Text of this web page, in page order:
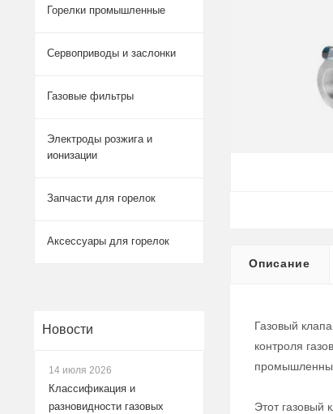
Описание
Газовый
контроля
Этот газовый
Горелки промышленные
Сервоприводы и заслонки
Газовые фильтры
Электроды розжига и
ионизации
Запчасти для горелок
Аксессуары для горелок
Новости
14 июля 2026
Классификация и
разновидности газовых